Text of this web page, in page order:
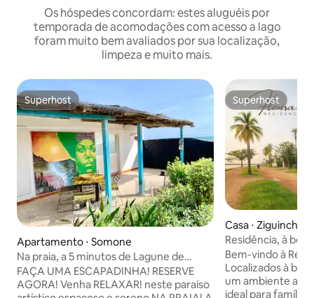
Os hóspedes concordam: estes aluguéis por
temporada de acomodações com acesso a lago
foram muito bem avaliados por sua localização,
limpeza e muito mais.
Superhost
Superhost
Apartamento ⋅ Somone
Na praia, a 5 minutos de Lagune de
Somone!
FAÇA UMA ESCAPADINHA! RESERVE
AGORA! Venha RELAXAR! neste paraíso
Superhost
Superhost
Casa ⋅ Ziguinchor
Residência, à
Bem-vindo à
Localizados à
um ambiente
ideal para